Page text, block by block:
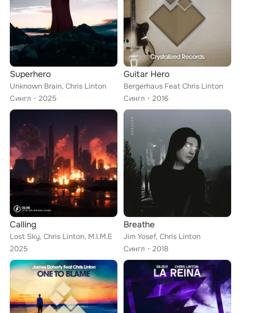
Superhero
Unknown Brain, Chris Linton
Сингл
2025
Guitar Hero
Bergerhaus Feat Chris Linton
Сингл
2016
Calling
Lost Sky, Chris Linton, M.I.M.E
2025
Breathe
Jim Yosef, Chris Linton
Сингл
2018